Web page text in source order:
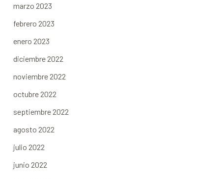
marzo 2023
febrero 2023
enero 2023
diciembre 2022
noviembre 2022
octubre 2022
septiembre 2022
agosto 2022
julio 2022
junio 2022